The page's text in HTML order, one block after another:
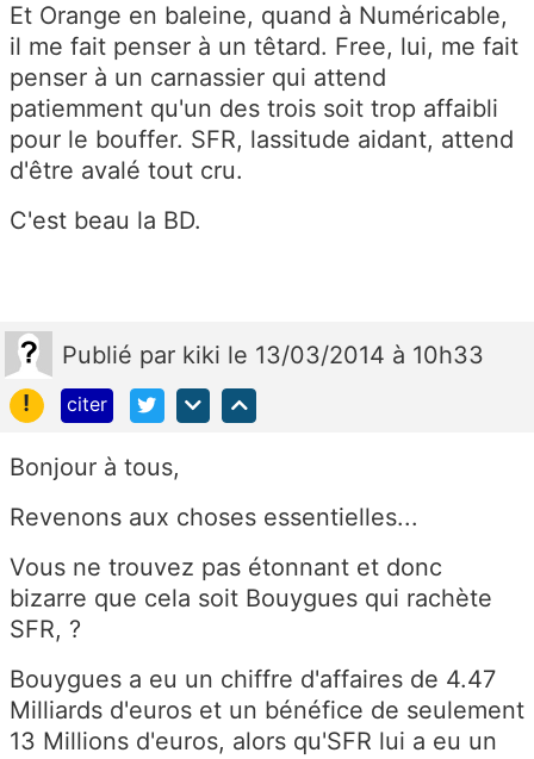
Et Orange en baleine, quand à Numéricable,
il me fait penser à un têtard. Free, lui, me fait
penser à un carnassier qui attend
patiemment qu'un des trois soit trop affaibli
pour le bouffer. SFR, lassitude aidant, attend
d'être avalé tout cru.
C'est beau la BD.
Publié par kiki le 13/03/2014 à 10h33
!
citer
Bonjour à tous,
Revenons aux choses essentielles...
Vous ne trouvez pas étonnant et donc
bizarre que cela soit Bouygues qui rachète
SFR, ?
Bouygues a eu un chiffre d'affaires de 4.47
Milliards d'euros et un bénéfice de seulement
13 Millions d'euros, alors qu'SFR lui a eu un